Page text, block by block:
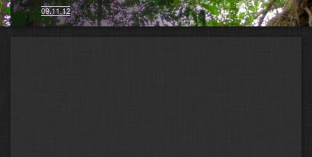
09.11.12